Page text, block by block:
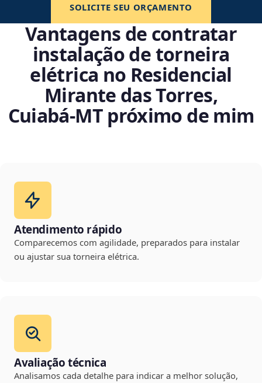
SOLICITE SEU ORÇAMENTO
Vantagens de contratar
instalação de torneira
elétrica no Residencial
Mirante das Torres,
Cuiabá‑MT próximo de mim
Atendimento rápido
Comparecemos com agilidade, preparados para instalar
ou ajustar sua torneira elétrica.
Avaliação técnica
Analisamos cada detalhe para indicar a melhor solução,